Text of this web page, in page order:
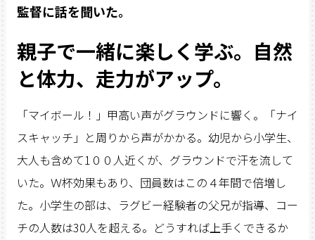
監督に話を聞いた。
親子で一緒に楽しく学ぶ。自然
と体力、走力がアップ。
「マイボール！」甲高い声がグラウンドに響く。「ナイ
スキャッチ」と周りから声がかかる。幼児から小学生、
大人も含めて1００人近くが、グラウンドで汗を流して
いた。Ｗ杯効果もあり、団員数はこの４年間で倍増し
た。小学生の部は、ラグビー経験者の父兄が指導、コー
チの人数は30人を超える。どうすれば上手くできるか